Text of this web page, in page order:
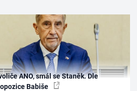
ANO, smál se Staněk. Dle
Babiše